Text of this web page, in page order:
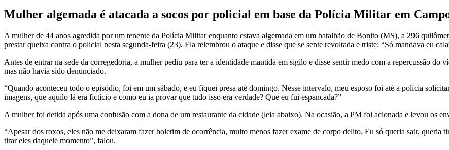
Mulher algemada é atacada a socos por policial em base da Polícia Militar em
A mulher de 44 anos agredida por um tenente da Polícia Militar enquanto estava algemada em um batalhão de Bonito (MS), a 296
prestar queixa contra o policial nesta segunda-feira (23). Ela relembrou o ataque e disse que se sente revoltada e triste: “Só mandava eu
Antes de entrar na sede da corregedoria, a mulher pediu para ter a identidade mantida em sigilo e disse sentir medo com a repercussão
mas não havia sido denunciado.
“Quando aconteceu todo o episódio, foi em um sábado, e eu fiquei presa até domingo. Nesse intervalo, meu esposo foi até a polícia
imagens, que aquilo lá era fictício e como eu ia provar que tudo isso era verdade? Que eu fui espancada?”
A mulher foi detida após uma confusão com a dona de um restaurante da cidade (leia abaixo). Na ocasião, a PM foi acionada e levou os
“Apesar dos roxos, eles não me deixaram fazer boletim de ocorrência, muito menos fazer exame de corpo delito. Eu só queria sair, queria
tirar eles daquele momento”, falou.